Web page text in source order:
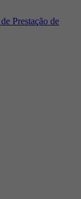
Prestação de